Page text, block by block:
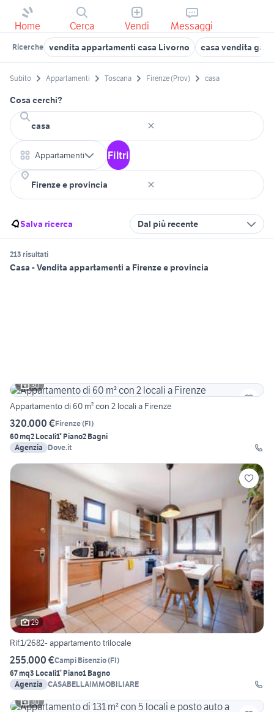
Home Cerca Vendi Messaggi
Ricerche vendita appartamenti casa Livorno casa vendita
Subito Appartamenti Toscana Firenze (Prov) casa
Cosa cerchi?
Appartamenti Filtri
Salva ricerca Dal più recente
213 risultati
Casa - Vendita appartamenti a Firenze e provincia
30
Appartamento di 60 m² con 2 locali a Firenze
320.000 €Firenze(FI)
60 mq2 Locali1° Piano2 Bagni
Agenzia
Dove.it
29
Rif.1/2682- appartamento trilocale
255.000 €Campi Bisenzio(FI)
67 mq3 Locali1° Piano1 Bagno
Agenzia CASABELLAIMMOBILIARE
30